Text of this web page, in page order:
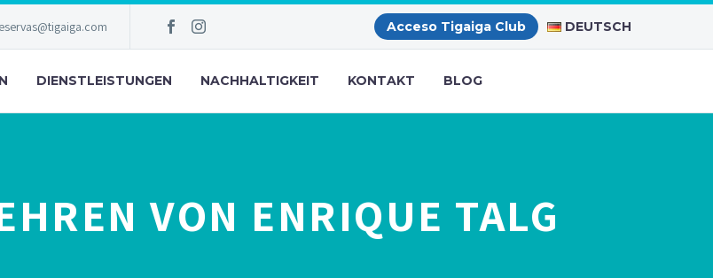
Acceso Tigaiga Club DEUTSCH
DIENSTLEISTUNGEN NACHHALTIGKEIT KONTAKT BLOG
VON ENRIQUE TALG